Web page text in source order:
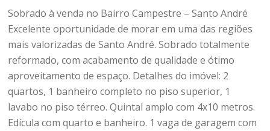
Sobrado à venda no Bairro Campestre – Santo André
Excelente oportunidade de morar em uma das regiões
mais valorizadas de Santo André. Sobrado totalmente
reformado, com acabamento de qualidade e ótimo
aproveitamento de espaço. Detalhes do imóvel: 2
quartos, 1 banheiro completo no piso superior, 1
lavabo no piso térreo. Quintal amplo com 4x10 metros.
Edícula com quarto e banheiro. 1 vaga de garagem com